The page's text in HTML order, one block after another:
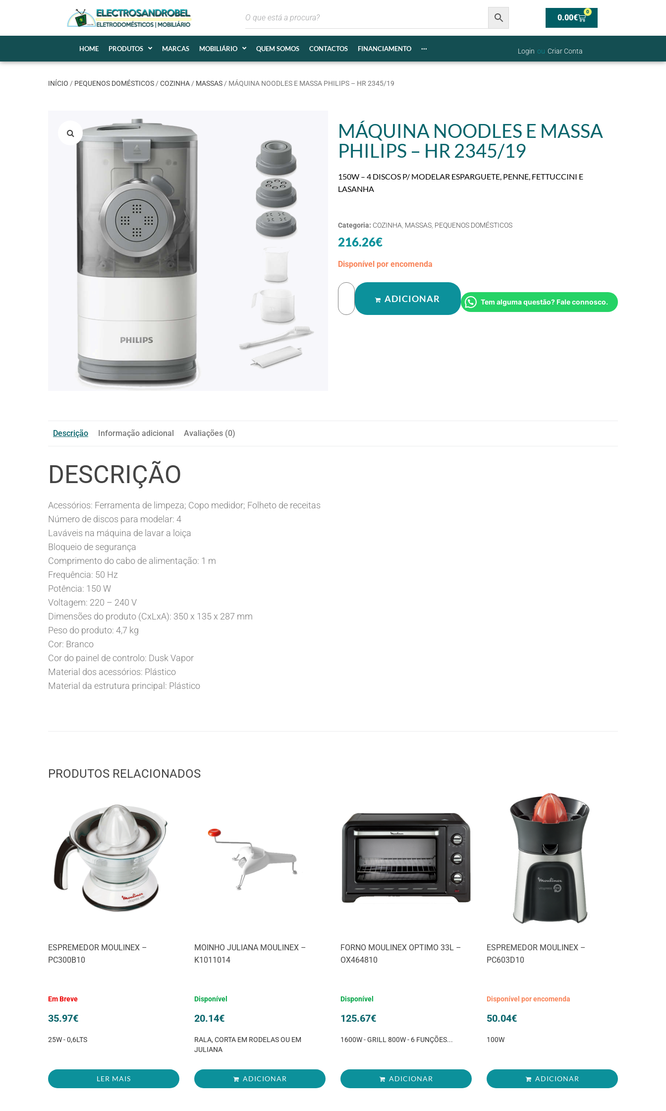
0.00€
0
HOME PRODUTOS MARCAS MOBILIÁRIO QUEM SOMOS CONTACTOS FINANCIAMENTO ··· Login ou Criar Conta
INÍCIO / PEQUENOS DOMÉSTICOS/ COZINHA/ MASSAS/ MÁQUINA NOODLES E MASSA PHILIPS – HR 2345/19
MÁQUINA NOODLES E MASSA
PHILIPS – HR 2345/19
150W – 4 DISCOS P/ MODELAR ESPARGUETE, PENNE, FETTUCCINI E
LASANHA
Categoria: COZINHA MASSAS PEQUENOS DOMÉSTICOS
216.26€
Disponível por encomenda
ADICIONAR Tem alguma questão? Fale connosco.
Descrição Informação adicional Avaliações (0)
DESCRIÇÃO
Acessórios: Ferramenta de limpeza; Copo medidor; Folheto de receitas
Número de discos para modelar: 4
Laváveis na máquina de lavar a loiça
Bloqueio de segurança
Comprimento do cabo de alimentação: 1 m
Frequência: 50 Hz
Potência: 150 W
Voltagem: 220 – 240 V
Dimensões do produto (CxLxA): 350 x 135 x 287 mm
Peso do produto: 4,7 kg
Cor: Branco
Cor do painel de controlo: Dusk Vapor
Material dos acessórios: Plástico
Material da estrutura principal: Plástico
PRODUTOS RELACIONADOS
ESPREMEDOR MOULINEX –
PC300B10
Em Breve
35.97€
25W - 0,6LTS
LER MAIS
MOINHO JULIANA MOULINEX –
K1011014
Disponível
20.14€
RALA, CORTA EM RODELAS OU EM
JULIANA
ADICIONAR
FORNO MOULINEX OPTIMO 33L –
OX464810
Disponível
125.67€
1600W - GRILL 800W - 6 FUNÇÕES...
ADICIONAR
ESPREMEDOR MOULINEX –
PC603D10
Disponível por encomenda
50.04€
100W
ADICIONAR